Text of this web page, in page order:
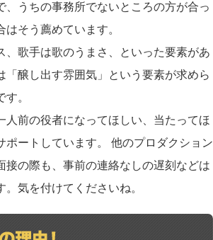
、うちの事務所でないところの方が合っ
はそう薦めています。
、歌手は歌のうまさ、といった要素があ
「醸し出す雰囲気」という要素が求めら
。
人前の役者になってほしい、当たってほ
ポートしています。 他のプロダクション
接の際も、事前の連絡なしの遅刻などは
。気を付けてくださいね。